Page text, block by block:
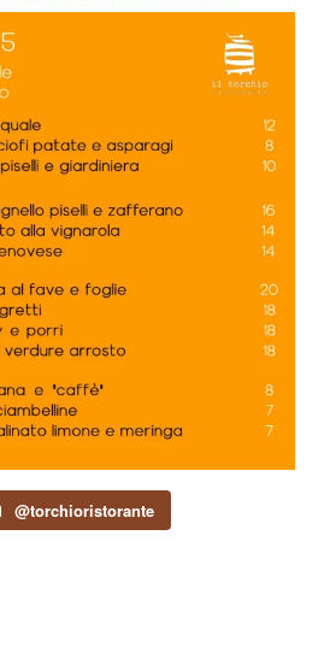
@torchioristorante